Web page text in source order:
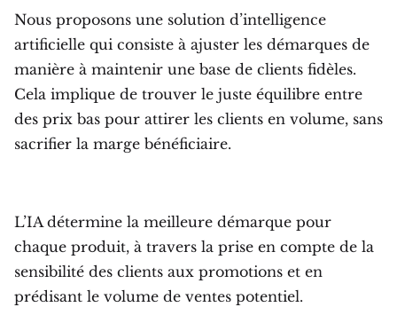
Nous proposons une solution d’intelligence
artificielle qui consiste à ajuster les démarques de
manière à maintenir une base de clients fidèles.
Cela implique de trouver le juste équilibre entre
des prix bas pour attirer les clients en volume, sans
sacrifier la marge bénéficiaire.
L’IA détermine la meilleure démarque pour
chaque produit, à travers la prise en compte de la
sensibilité des clients aux promotions et en
prédisant le volume de ventes potentiel.